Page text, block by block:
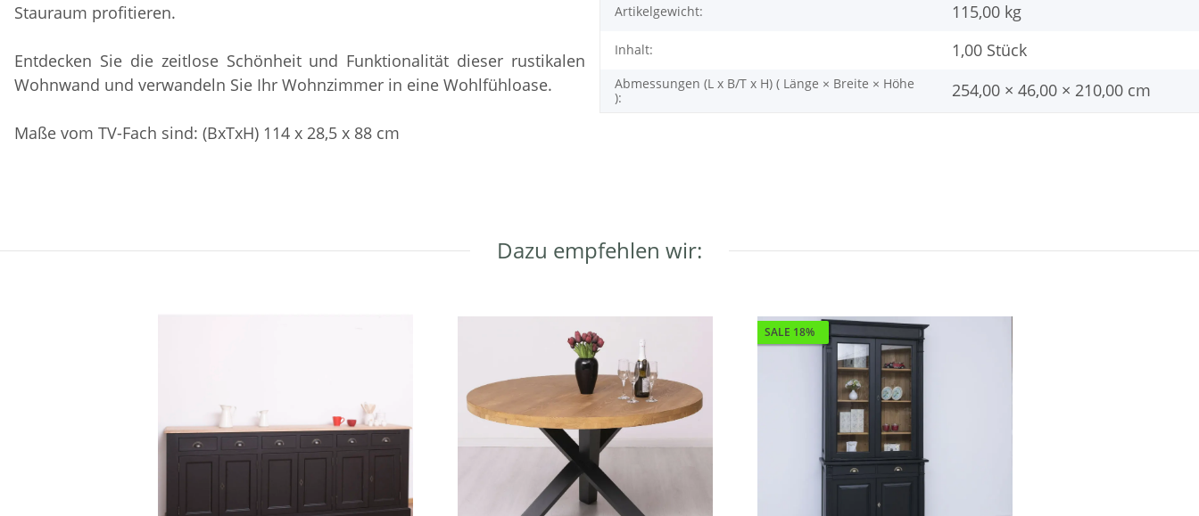
Stauraum profitieren.
Entdecken Sie die zeitlose Schönheit und Funktionalität dieser rustikalen
Wohnwand und verwandeln Sie Ihr Wohnzimmer in eine Wohlfühloase.
Maße vom TV-Fach sind: (BxTxH) 114 x 28,5 x 88 cm
Artikelgewicht: 115,00 kg
Inhalt: 1,00 Stück
Abmessungen (L x B/T x H) ( Länge × Breite × Höhe
):
254,00 × 46,00 × 210,00 cm
Dazu empfehlen wir:
SALE 18%